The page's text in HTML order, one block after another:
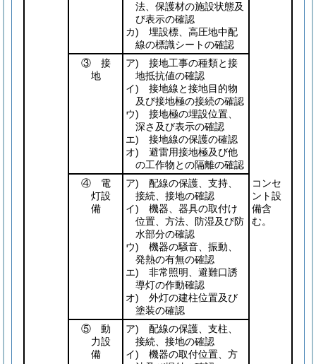
法、保護材の施設状態及
び表示の確認
カ) 埋設標、高圧地中配
線の標識シートの確認
③ 接
地
ア) 接地工事の種類と接
地抵抗値の確認
イ) 接地線と接地目的物
及び接地極の接続の確認
ウ) 接地極の埋設位置、
深さ及び表示の確認
エ) 接地線の保護の確認
オ) 避雷用接地極及び他
の工作物との隔離の確認
④ 電
灯設
備
ア) 配線の保護、支持、
接続、接地の確認
イ) 機器、器具の取付け
位置、方法、防湿及び防
水部分の確認
ウ) 機器の騒音、振動、
発熱の有無の確認
エ) 非常照明、避難口誘
導灯の作動確認
オ) 外灯の建柱位置及び
塗装の確認
コンセ
ント設
備含
む。
⑤ 動
力設
備
ア) 配線の保護、支柱、
接続、接地の確認
イ) 機器の取付位置、方